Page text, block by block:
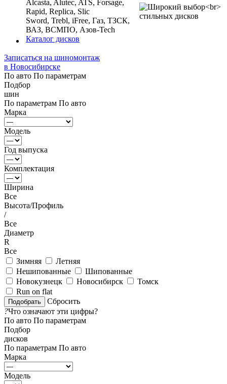
Alcasta, Alutec, ATS, Forsage,
Rapid, Replica, Slic
Sword, Trebl, iFree, Газ, ТЗСК,
ВАЗ, ВСМПО, Азов-Tech
Каталог дисков
Записаться на шиномонтаж
в Новосибирске
По авто По параметрам
Подбор
шин
По параметрам По авто
Марка
Модель
Год выпуска
Комплектация
Ширина
Все
Высота/Профиль
/
Все
Диаметр
R
Все
Зимняя
Летняя
Нешипованные
Шипованные
Новокузнецк
Новосибирск
Томск
Run on flat
Сбросить
?Что означают эти цифры?
По авто По параметрам
Подбор
дисков
По параметрам По авто
Марка
Модель